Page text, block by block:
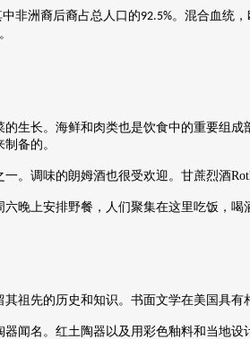
中非洲裔后裔占总人口的92.5%。混合血统
。
生长。海鲜和肉类也是饮食中的重要组成
备的。
。调味的朗姆酒也很受欢迎。甘蔗烈酒
晚上安排野餐，人们聚集在这里吃饭，喝
祖先的历史和知识。书面文学在美国具
闻名。红土陶器以及用彩色釉料和当地